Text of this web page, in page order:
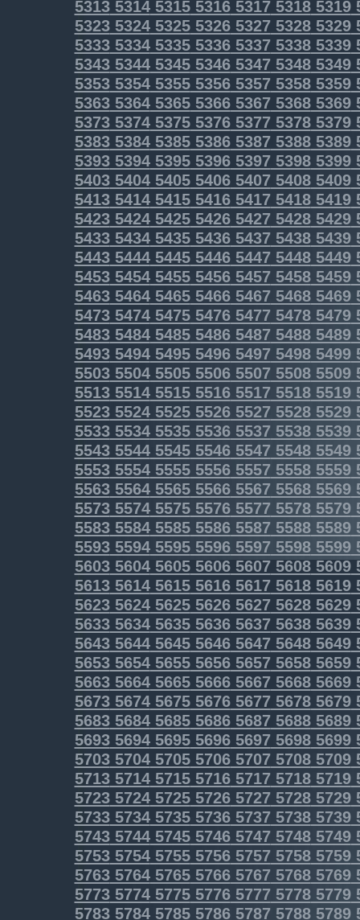
5313531453155316531753185319
5323532453255326532753285329
5333533453355336533753385339
5343534453455346534753485349
5353535453555356535753585359
5363536453655366536753685369
5373537453755376537753785379
5383538453855386538753885389
5393539453955396539753985399
5403540454055406540754085409
5413541454155416541754185419
5423542454255426542754285429
5433543454355436543754385439
5443544454455446544754485449
5453545454555456545754585459
5463546454655466546754685469
54735474547554765477 54785479
54835484548554865487 54885489
54935494549554965497 54985499
55035504550555065507 55085509
55135514551555165517 55185519
5523552455255526552755285529
55335534553555365537 55385539
55435544554555465547 55485549
55535554555555565557 55585559
55635564556555665567 55685569
55735574557555765577 55785579
55835584558555865587 55885589
55935594559555965597 55985599
5603560456055606560756085609
5613561456155616561756185619
5623562456255626562756285629
5633563456355636563756385639
5643564456455646564756485649
5653565456555656565756585659
5663566456655666566756685669
5673567456755676567756785679
5683568456855686568756885689
5693569456955696569756985699
5703570457055706570757085709
5713571457155716571757185719
5723572457255726572757285729
5733573457355736573757385739
5743574457455746574757485749
5753575457555756575757585759
57635764576557665767 57685769
5773577457755776577757785779
57835784578557865787 57885789